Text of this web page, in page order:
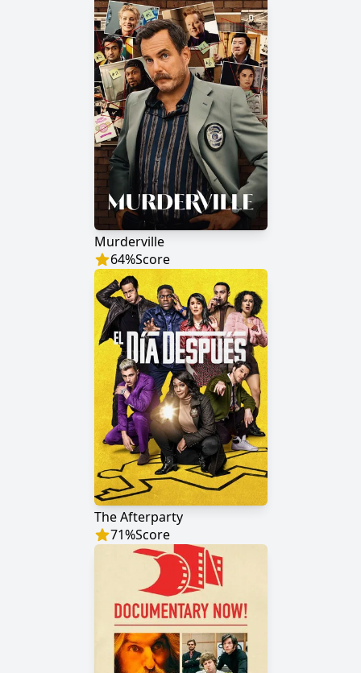
Murderville
64%Score
The Afterparty
71%Score